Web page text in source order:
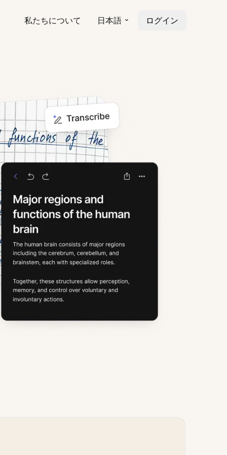
私たちについて 日本語 ログイン